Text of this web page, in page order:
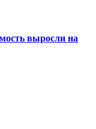
выросли на